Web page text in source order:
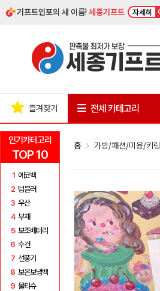
기프트인포의 새 이름!세종기프트 자세히
인기카테고리
TOP 10
1 에코백
2 텀블러
3 우산
4 부채
5 보조배터리
6 수건
7 선풍기
8 보온보냉백
9 물티슈
즐겨찾기 전체 카테고리
홈 가방/패션/미용/키링